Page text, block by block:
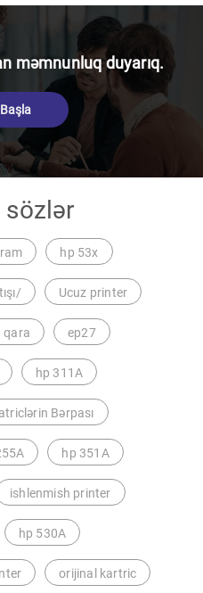
məmnunluq duyarıq.
sözlər
hp 53x
Ucuz printer
qara ep27
hp 311A
Bərpası
hp 351A
ishlenmish printer
hp 530A
orijinal kartric